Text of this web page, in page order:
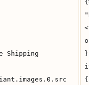
Shipping